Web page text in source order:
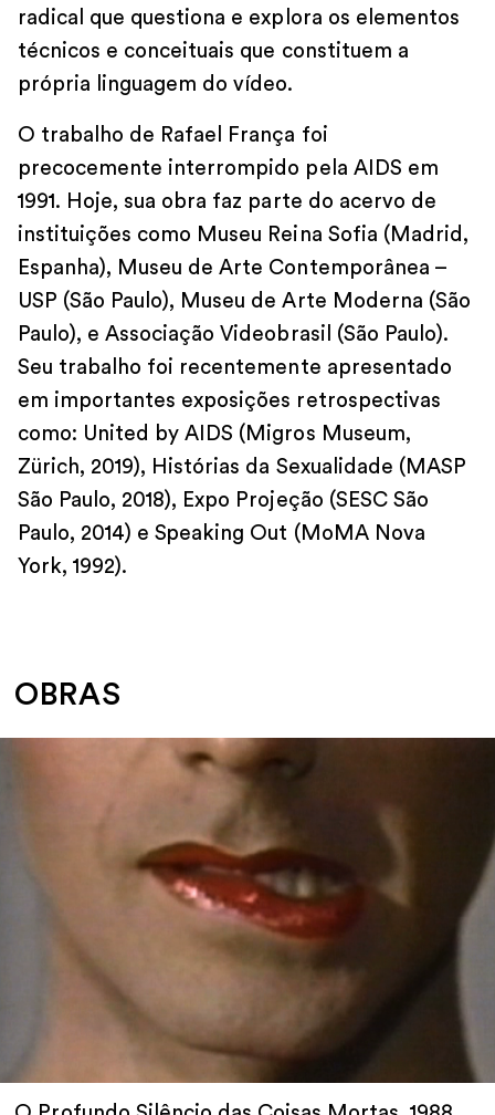
radical que questiona e explora os elementos
técnicos e conceituais que constituem a
própria linguagem do vídeo.
O trabalho de Rafael França foi
precocemente interrompido pela AIDS em
1991. Hoje, sua obra faz parte do acervo de
instituições como Museu Reina Sofia (Madrid,
Espanha), Museu de Arte Contemporânea –
USP (São Paulo), Museu de Arte Moderna (São
Paulo), e Associação Videobrasil (São Paulo).
Seu trabalho foi recentemente apresentado
em importantes exposições retrospectivas
como: United by AIDS (Migros Museum,
Zürich, 2019), Histórias da Sexualidade (MASP
São Paulo, 2018), Expo Projeção (SESC São
Paulo, 2014) e Speaking Out (MoMA Nova
York, 1992).
OBRAS